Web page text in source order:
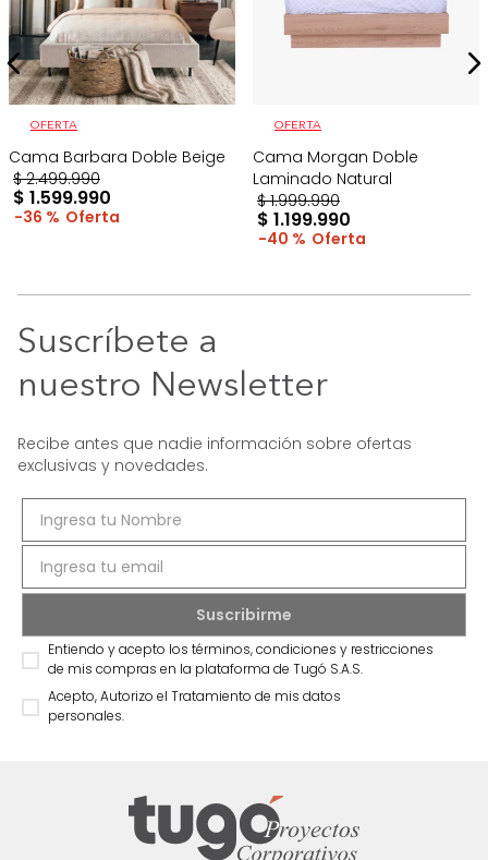
OFERTA
Cama Barbara Doble Beige
$ 2.499.990
$ 1.599.990
36 %
OFERTA
Cama Morgan Doble
Laminado Natural
$ 1.999.990
$ 1.199.990
40 %
Suscríbete a
nuestro Newsletter
Recibe antes que nadie información sobre ofertas
exclusivas y novedades.
Entiendo y acepto los términos, condiciones y restricciones
de mis compras en la plataforma de Tugó S.A.S.
Acepto, Autorizo el Tratamiento de mis datos
personales.